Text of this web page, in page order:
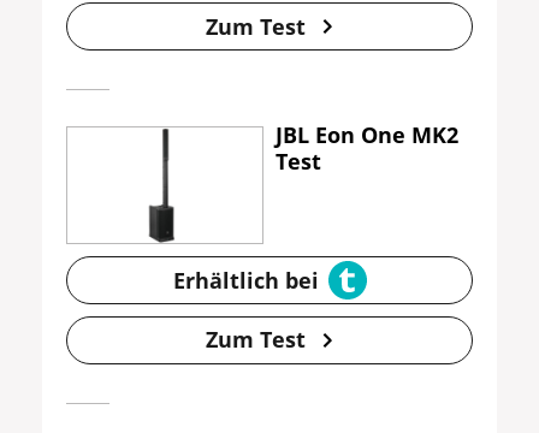
Zum Test
JBL Eon One MK2
Test
Erhältlich bei
Zum Test